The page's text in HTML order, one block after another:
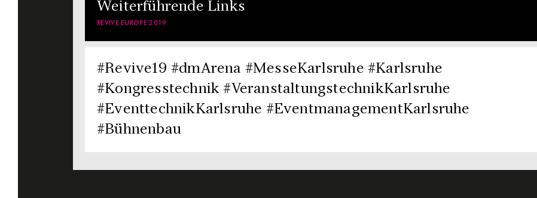
Weiterführende Links
REVIVE EUROPE 2019
#Revive19 #dmArena #MesseKarlsruhe #Karlsruhe
#Kongresstechnik #VeranstaltungstechnikKarlsruhe
#EventtechnikKarlsruhe #EventmanagementKarlsruhe
#Bühnenbau